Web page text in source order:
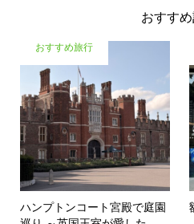
おすす
おすすめ旅行
ハンプトンコート宮殿で庭園